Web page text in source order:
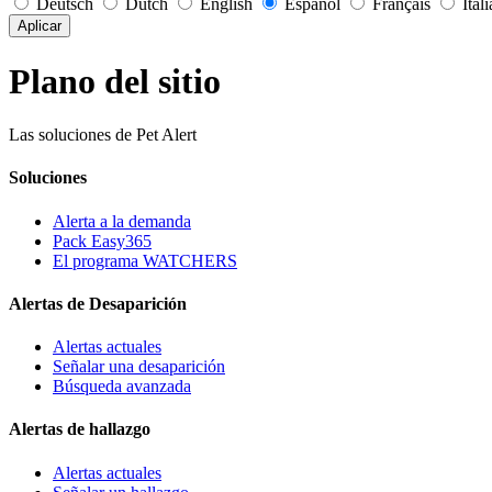
Deutsch Dutch English Español Français
Aplicar
Plano del sitio
Las soluciones de Pet Alert
Soluciones
Alerta a la demanda
Pack Easy365
El programa WATCHERS
Alertas de Desaparición
Alertas actuales
Señalar una desaparición
Búsqueda avanzada
Alertas de hallazgo
Alertas actuales